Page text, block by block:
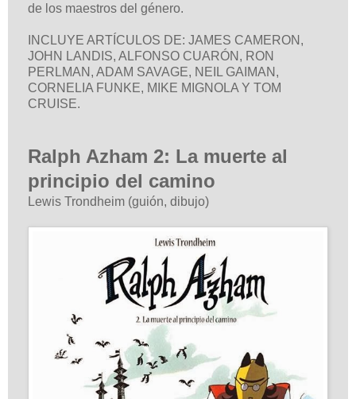
de los maestros del género.
INCLUYE ARTÍCULOS DE: JAMES CAMERON,
JOHN LANDIS, ALFONSO CUARÓN, RON
PERLMAN, ADAM SAVAGE, NEIL GAIMAN,
CORNELIA FUNKE, MIKE MIGNOLA Y TOM
CRUISE.
Ralph Azham 2: La muerte al
principio del camino
Lewis Trondheim (guión, dibujo)